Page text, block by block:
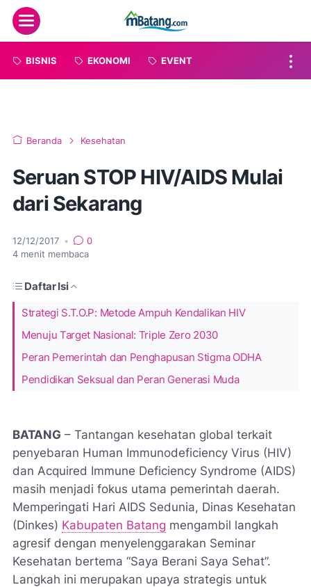
Menu
BISNIS EKONOMI EVENT
Beranda Kesehatan
Seruan STOP HIV/AIDS Mulai
dari Sekarang
12/12/2017 •
0
4 menit membaca
Daftar Isi
Strategi S.T.O.P: Metode Ampuh Kendalikan HIV
Menuju Target Nasional: Triple Zero 2030
Peran Pemerintah dan Penghapusan Stigma ODHA
Pendidikan Seksual dan Peran Generasi Muda
BATANG – Tantangan kesehatan global terkait
penyebaran Human Immunodeficiency Virus (HIV)
dan Acquired Immune Deficiency Syndrome (AIDS)
masih menjadi fokus utama pemerintah daerah.
Memperingati Hari AIDS Sedunia, Dinas Kesehatan
(Dinkes) Kabupaten Batang mengambil langkah
agresif dengan menyelenggarakan Seminar
Kesehatan bertema “Saya Berani Saya Sehat”.
Langkah ini merupakan upaya strategis untuk